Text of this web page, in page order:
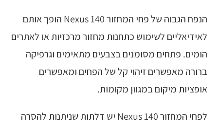
הנפח הגבוה של פחי המחזור Nexus 140 הופך אותם
לאידיאליים לשימוש כתחנות מחזור מרכזיות או לאתרים
הומים. פתחים מסומנים בצבעים מתאימים וגרפיקה
ברורה מאפשרים זיהוי קל של הפחים ומאפשרים
אופציות מיקום במגוון מקומות.
לפחי המחזור Nexus 140 יש דלתות שניתנות להסרה